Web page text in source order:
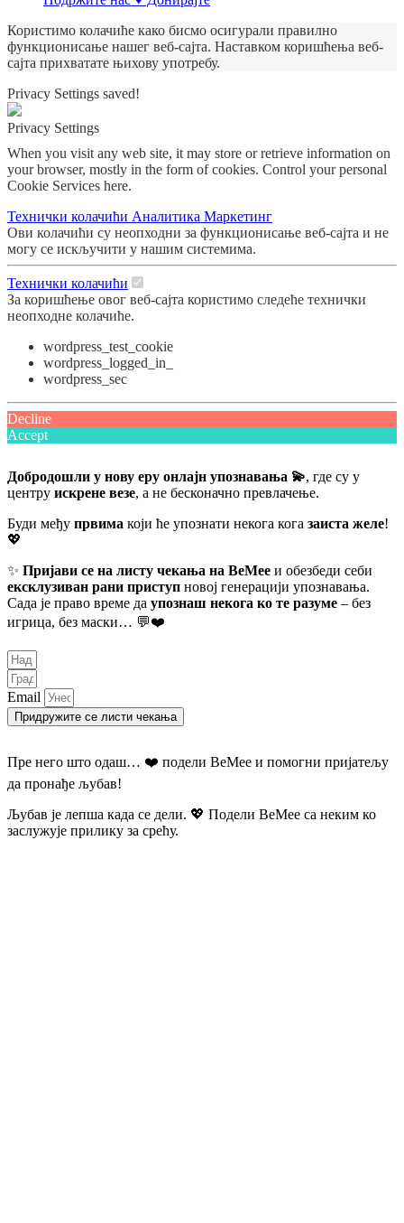
Користимо колачиће како бисмо осигурали правилно
функционисање нашег веб-сајта. Наставком коришћења веб-
сајта прихватате њихову употребу.
Privacy Settings saved!
Privacy Settings
When you visit any web site, it may store or retrieve information on
your browser, mostly in the form of cookies. Control your personal
Cookie Services here.
Технички колачићи Аналитика Маркетинг
Ови колачићи су неопходни за функционисање веб-сајта и не
могу се искључити у нашим системима.
Технички колачићи
За коришћење овог веб-сајта користимо следеће технички
неопходне колачиће.
wordpress_test_cookie
wordpress_logged_in_
wordpress_sec
Decline
Accept
Добродошли у нову еру онлајн упознавања 💫, где су у
центру искрене везе, а не бесконачно превлачење.
Буди међу првима који ће упознати некога кога заиста желе!
💖
✨ Пријави се на листу чекања на BeMee и обезбеди себи
ексклузиван рани приступ новој генерацији упознавања.
Сада је право време да упознаш некога ко те разуме – без
игрица, без маски… 💬❤️
Email
Придружите се листи чекања
Пре него што одаш… ❤️ подели BeMee и помогни пријатељу
да пронађе љубав!
Љубав је лепша када се дели. 💖 Подели BeMee са неким ко
заслужује прилику за срећу.